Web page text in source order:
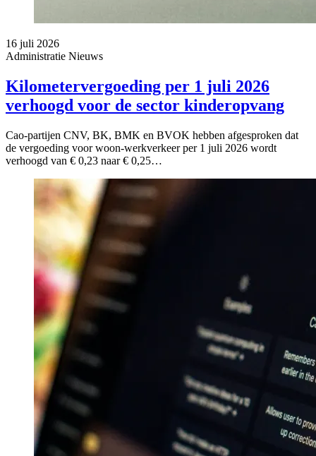
16 juli 2026
Administratie Nieuws
Kilometervergoeding per 1 juli 2026
verhoogd voor de sector kinderopvang
Cao-partijen CNV, BK, BMK en BVOK hebben afgesproken dat
de vergoeding voor woon-werkverkeer per 1 juli 2026 wordt
verhoogd van € 0,23 naar € 0,25…